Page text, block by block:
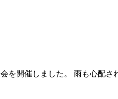
を開催しました。 雨も心配